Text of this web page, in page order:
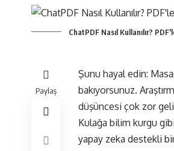
ChatPDF Nasıl Kullanılır?
Paylaş
Şunu hayal edin:
bakıyorsunuz.
düşüncesi çok zor
Kulağa bilim kurgu
yapay zeka destekli